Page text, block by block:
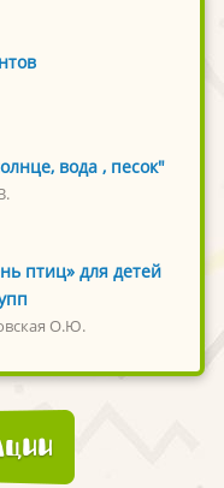
вода , песок"
птиц» для детей
О.Ю.